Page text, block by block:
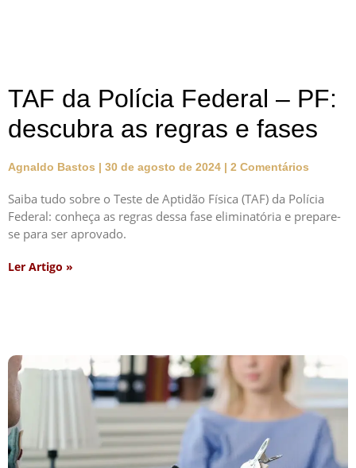
TAF da Polícia Federal – PF:
descubra as regras e fases
Agnaldo Bastos 30 de agosto de 2024 2 Comentários
Saiba tudo sobre o Teste de Aptidão Física (TAF) da Polícia
Federal: conheça as regras dessa fase eliminatória e prepare-
se para ser aprovado.
Ler Artigo »